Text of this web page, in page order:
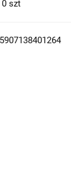
0 szt
5907138401264